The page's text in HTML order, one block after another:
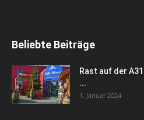
Beliebte Beiträge
Rast auf der
...
1. Januar 2024